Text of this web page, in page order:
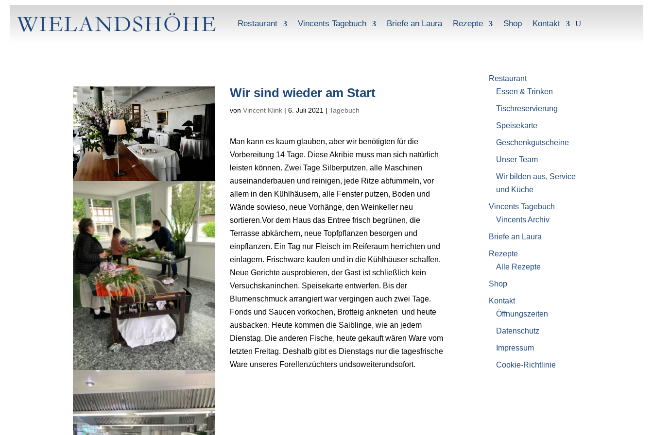
Restaurant Vincents Tagebuch Briefe an Laura Rezepte Shop Kontakt
Wir sind wieder am Start
von Vincent Klink| 6. Juli 2021| Tagebuch
Man kann es kaum glauben, aber wir benötigten für die
Vorbereitung 14 Tage. Diese Akribie muss man sich natürlich
leisten können. Zwei Tage Silberputzen, alle Maschinen
auseinanderbauen und reinigen, jede Ritze abfummeln, vor
allem in den Kühlhäusern, alle Fenster putzen, Boden und
Wände sowieso, neue Vorhänge, den Weinkeller neu
sortieren.Vor dem Haus das Entree frisch begrünen, die
Terrasse abkärchern, neue Topfpflanzen besorgen und
einpflanzen. Ein Tag nur Fleisch im Reiferaum herrichten und
einlagern. Frischware kaufen und in die Kühlhäuser schaffen.
Neue Gerichte ausprobieren, der Gast ist schließlich kein
Versuchskaninchen. Speisekarte entwerfen. Bis der
Blumenschmuck arrangiert war vergingen auch zwei Tage.
Fonds und Saucen vorkochen, Brotteig ankneten und heute
ausbacken. Heute kommen die Saiblinge, wie an jedem
Dienstag. Die anderen Fische, heute gekauft wären Ware vom
letzten Freitag. Deshalb gibt es Dienstags nur die tagesfrische
Ware unseres Forellenzüchters undsoweiterundsofort.
Restaurant
Essen & Trinken
Tischreservierung
Speisekarte
Geschenkgutscheine
Unser Team
Wir bilden aus, Service
und Küche
Vincents Tagebuch
Vincents Archiv
Briefe an Laura
Rezepte
Alle Rezepte
Shop
Kontakt
Öffnungszeiten
Datenschutz
Impressum
Cookie-Richtlinie